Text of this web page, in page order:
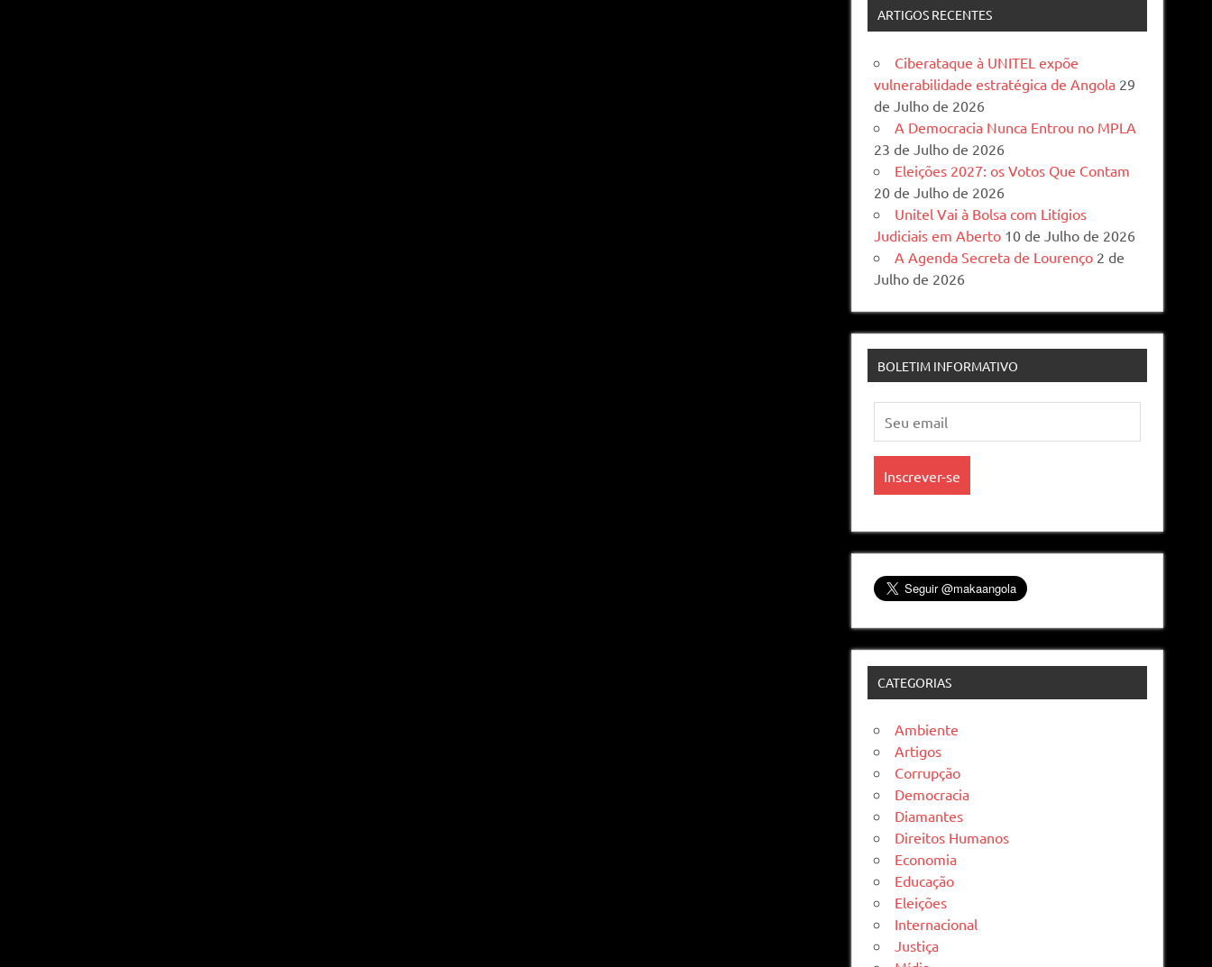
ARTIGOS RECENTES
Ciberataque à UNITEL expõe
vulnerabilidade estratégica de Angola 29
de Julho de 2026
A Democracia Nunca Entrou no MPLA
23 de Julho de 2026
Eleições 2027: os Votos Que Contam
20 de Julho de 2026
Unitel Vai à Bolsa com Litígios
Judiciais em Aberto 10 de Julho de 2026
A Agenda Secreta de Lourenço 2 de
Julho de 2026
BOLETIM INFORMATIVO
CATEGORIAS
Ambiente
Artigos
Corrupção
Democracia
Diamantes
Direitos Humanos
Economia
Educação
Eleições
Internacional
Justiça